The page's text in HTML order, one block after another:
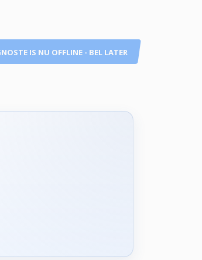
IS NU OFFLINE - BEL LATER